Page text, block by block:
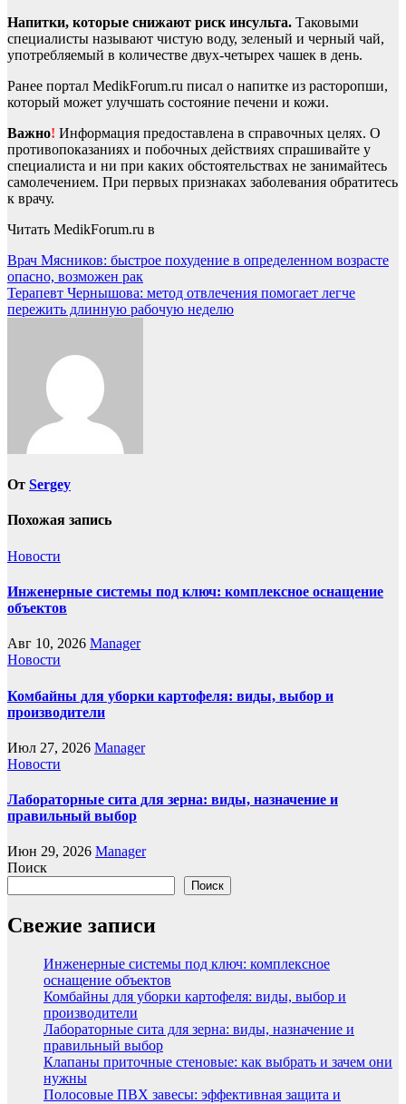
Напитки, которые снижают риск инсульта. Таковыми
специалисты называют чистую воду, зеленый и черный чай,
употребляемый в количестве двух-четырех чашек в день.
Ранее портал MedikForum.ru писал о напитке из расторопши,
который может улучшать состояние печени и кожи.
Важно! Информация предоставлена в справочных целях. О
противопоказаниях и побочных действиях спрашивайте у
специалиста и ни при каких обстоятельствах не занимайтесь
самолечением. При первых признаках заболевания обратитесь
к врачу.
Читать MedikForum.ru в
Навигация
по
записям
Врач Мясников: быстрое похудение в определенном возрасте
опасно, возможен рак
Терапевт Чернышова: метод отвлечения помогает легче
пережить длинную рабочую неделю
От Sergey
Похожая запись
Новости
Инженерные системы под ключ: комплексное оснащение
объектов
Авг 10, 2026 Manager
Новости
Комбайны для уборки картофеля: виды, выбор и
производители
Июл 27, 2026 Manager
Новости
Лабораторные сита для зерна: виды, назначение и
правильный выбор
Июн 29, 2026 Manager
Поиск
Поиск
Свежие записи
Инженерные системы под ключ: комплексное
оснащение объектов
Комбайны для уборки картофеля: виды, выбор и
производители
Лабораторные сита для зерна: виды, назначение и
правильный выбор
Клапаны приточные стеновые: как выбрать и зачем они
нужны
Полосовые ПВХ завесы: эффективная защита и